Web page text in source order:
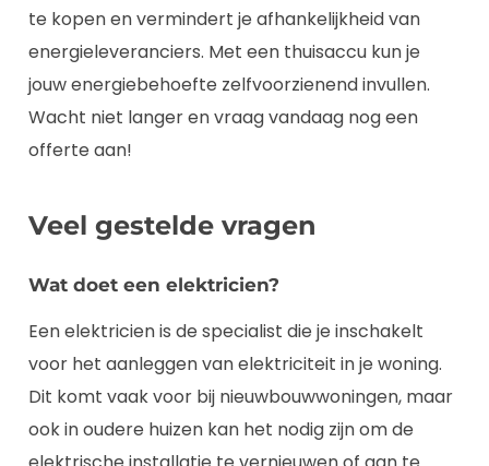
te kopen en vermindert je afhankelijkheid van
energieleveranciers. Met een thuisaccu kun je
jouw energiebehoefte zelfvoorzienend invullen.
Wacht niet langer en vraag vandaag nog een
offerte aan!
Veel gestelde vragen
Wat doet een elektricien?
Een elektricien is de specialist die je inschakelt
voor het aanleggen van elektriciteit in je woning.
Dit komt vaak voor bij nieuwbouwwoningen, maar
ook in oudere huizen kan het nodig zijn om de